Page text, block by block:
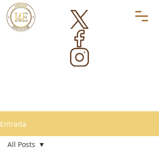
Entrada
All Posts